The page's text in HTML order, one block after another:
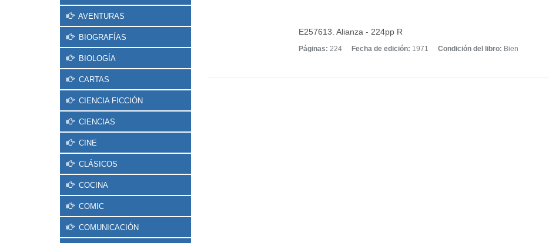
AVENTURAS
BIOGRAFÍAS
BIOLOGÍA
CARTAS
CIENCIA FICCIÓN
CIENCIAS
CINE
CLÁSICOS
COCINA
COMIC
COMUNICACIÓN
E257613. Alianza - 224pp R
Páginas: 224 Fecha de edición: 1971 Condición del libro: Bien